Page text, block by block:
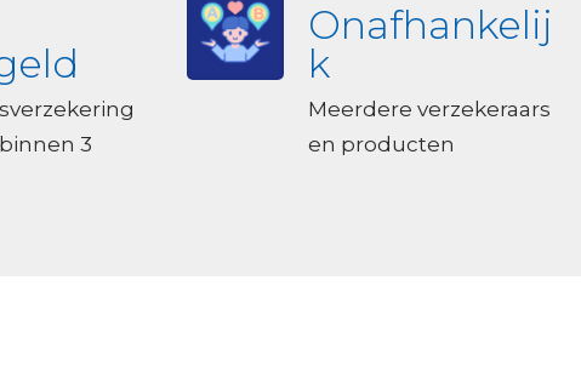
3
Onafhankelij
k
Meerdere verzekeraars
en producten